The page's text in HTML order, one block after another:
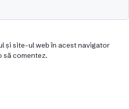
și site-ul web în acest navigator
să comentez.